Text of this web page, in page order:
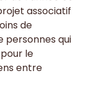
associatif
de
personnes qui
le
entre